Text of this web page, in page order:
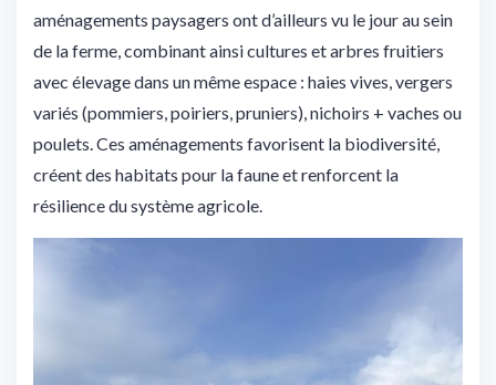
aménagements paysagers ont d’ailleurs vu le jour au sein
de la ferme, combinant ainsi cultures et arbres fruitiers
avec élevage dans un même espace : haies vives, vergers
variés (pommiers, poiriers, pruniers), nichoirs + vaches ou
poulets. Ces aménagements favorisent la biodiversité,
créent des habitats pour la faune et renforcent la
résilience du système agricole.